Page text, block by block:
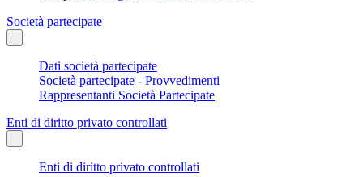
Società partecipate
Dati società partecipate
Società partecipate - Provvedimenti
Rappresentanti Società Partecipate
Enti di diritto privato controllati
Enti di diritto privato controllati